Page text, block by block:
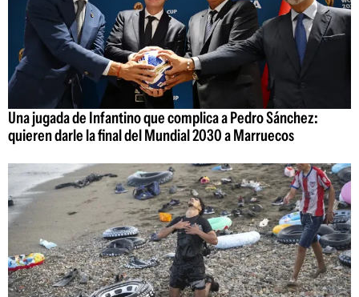
Una jugada de Infantino que complica a Pedro Sánchez:
quieren darle la final del Mundial 2030 a Marruecos